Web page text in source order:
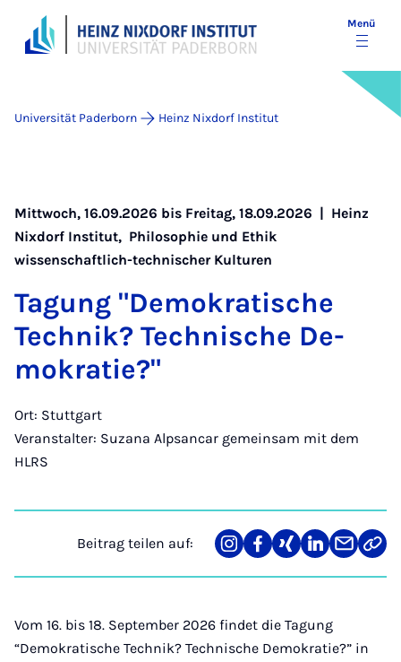
Menü
Universität Paderborn Heinz Nixdorf Institut
Mittwoch, 16.09.2026 bis Freitag, 18.09.2026 | Heinz
Nixdorf Institut, Philosophie und Ethik
wissenschaftlich-technischer Kulturen
Ta­gung "De­mo­kra­ti­sche
Tech­nik? Tech­ni­sche De­
mo­kra­tie?"
Ort: Stuttgart
Veranstalter: Suzana Alpsancar gemeinsam mit dem
HLRS
Beitrag teilen auf:
Teilen
auf
Teilen
auf
Teilen
auf
Teilen
auf
Teilen
über
Link
Vom 16. bis 18. September 2026 findet die Tagung
“Demokratische Technik? Technische Demokratie?” in